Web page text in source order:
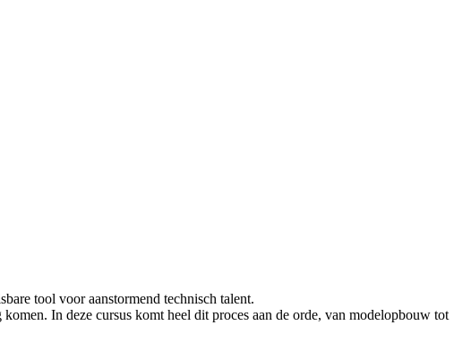
tool voor aanstormend technisch talent.
In deze cursus komt heel dit proces aan de orde, van modelopbouw tot